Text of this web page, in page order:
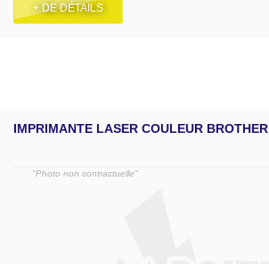
+ DE DÉTAILS
IMPRIMANTE LASER COULEUR BROTHER
"Photo non contractuelle"